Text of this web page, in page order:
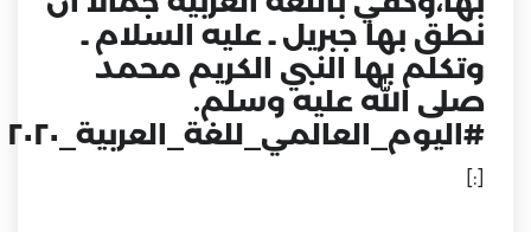
نطق بها جبريل ـ عليه السلام ـ
وتكلم بها النبي الكريم محمد
صلى الله عليه وسلم.
#اليوم_العالمي_للغة_العربية_٢٠٢٠
[:]